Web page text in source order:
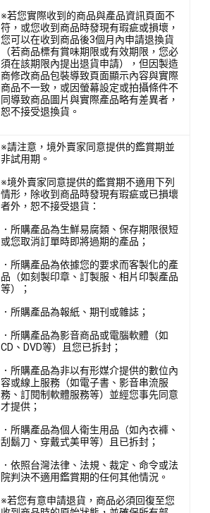
※若您實際收到的商品與產品資訊頁面不
符，或您收到商品時發現有瑕疵或損壞，
您可以在收到商品後3個月內申請退換貨
（若商品標有賞味期限或有效期限，您必
須在該期限內提出退貨申請），但因製造
商修改商品包裝導致頁面顯示內容與實際
商品不一致，或因螢幕設定或拍攝條件不
同導致商品圖片與實際產品略有差異者，
恕不接受退換貨。
※請注意，境外賣家同意提供的鑑賞期並
非試用期。
※境外賣家同意提供的鑑賞期不適用下列
情形，除收到商品時發現有瑕疵或已損壞
者外，恕不接受退貨：
．所購產品為生鮮易腐類、保存期限很短
或您取消訂單時即將過期的產品；
．所購產品為依據您的要求而客製化的產
品（如刻製印章、訂製服、相片印製產品
等）；
．所購產品為報紙、期刊或雜誌；
．所購產品為影音商品或電腦軟體（如
CD、DVD等）且您已拆封；
．所購產品為非以有形媒介提供的數位內
容或線上服務（如電子書、影音串流服
務、訂閱制軟體服務等）並經您事先同意
才提供；
．所購產品為個人衛生用品（如內衣褲、
刮鬍刀、穿戴式美甲等）且已拆封；
．依照台灣法律、法規、裁定、命令或法
院判決不適用鑑賞期的任何其他情況。
※若您有意申請退貨，商品必須回復至您